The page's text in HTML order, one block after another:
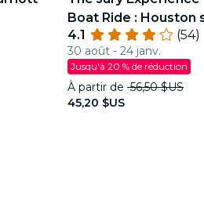
Boat Ride : Houston
justice ?
4.1 (54)
30 août - 24 janv.
Jusqu'à 20 % de réduction
À partir de 56,50 $US
45,20 $US